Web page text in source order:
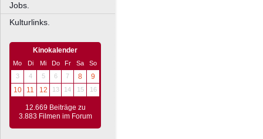
Jobs.
Kulturlinks.
Kinokalender
Mo Di Mi Do Fr Sa
So
3
4 5 6 7 8
9
10
11 12 13 14 15 16
12.669 Beiträge zu
3.883 Filmen im Forum